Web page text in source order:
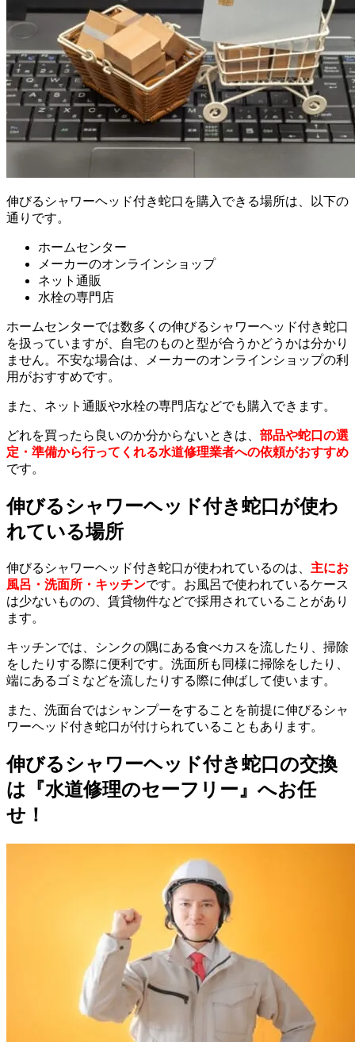
伸びるシャワーヘッド付き蛇口を購入できる場所は、以下の
通りです。
ホームセンター
メーカーのオンラインショップ
ネット通販
水栓の専門店
ホームセンターでは数多くの伸びるシャワーヘッド付き蛇口
を扱っていますが、自宅のものと型が合うかどうかは分かり
ません。不安な場合は、メーカーのオンラインショップの利
用がおすすめです。
また、ネット通販や水栓の専門店などでも購入できます。
どれを買ったら良いのか分からないときは、 部品や蛇口の選
定・準備から行ってくれる水道修理業者への依頼がおすすめ
です。
伸びるシャワーヘッド付き蛇口が使わ
れている場所
伸びるシャワーヘッド付き蛇口が使われているのは、 主にお
風呂・洗面所・キッチンです。お風呂で使われているケース
は少ないものの、賃貸物件などで採用されていることがあり
ます。
キッチンでは、シンクの隅にある食べカスを流したり、掃除
をしたりする際に便利です。洗面所も同様に掃除をしたり、
端にあるゴミなどを流したりする際に伸ばして使います。
また、洗面台ではシャンプーをすることを前提に伸びるシャ
ワーヘッド付き蛇口が付けられていることもあります。
伸びるシャワーヘッド付き蛇口の交換
は『水道修理のセーフリー』へお任
せ！